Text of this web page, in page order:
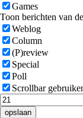
Games
Toon berichten van
Weblog
Column
(P)review
Special
Poll
Scrollbar
opslaan